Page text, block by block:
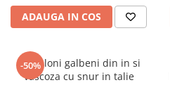
ADAUGA IN COS
-50%
Pantaloni galbeni din in si
vascoza cu snur in talie